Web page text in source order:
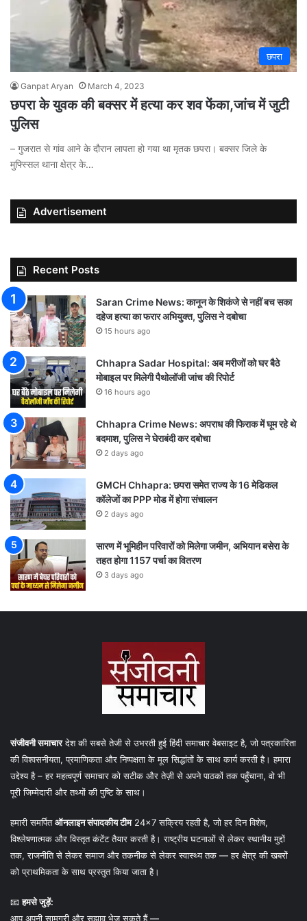
छपरा
Ganpat Aryan March 4, 2023
छपरा के युवक की बक्सर में हत्या कर शव फेंका,जांच में जुटी
पुलिस
– गुजरात से गांव आने के दौरान लापता हो गया था मृतक छपरा। बक्सर जिले के
मुफ्स्सिल थाना क्षेत्र के…
Advertisement
Recent Posts
Saran Crime News: कानून के शिकंजे से नहीं बच सका
दहेज हत्या का फरार अभियुक्त, पुलिस ने दबोचा
15 hours ago
Chhapra Sadar Hospital: अब मरीजों को घर बैठे
मोबाइल पर मिलेगी पैथोलॉजी जांच की रिपोर्ट
16 hours ago
Chhapra Crime News: अपराध की फिराक में घूम रहे थे
बदमाश, पुलिस ने घेराबंदी कर दबोचा
2 days ago
GMCH Chhapra: छपरा समेत राज्य के 16 मेडिकल
कॉलेजों का PPP मोड में होगा संचालन
2 days ago
सारण में भूमिहीन परिवारों को मिलेगा जमीन, अभियान बसेरा के
तहत होगा 1157 पर्चा का वितरण
3 days ago
संजीवनी समाचारदेश की सबसे तेजी से उभरती हुई हिंदी समाचार वेबसाइट है, जो पत्रकारिता
की विश्वसनीयता, प्रमाणिकता और निष्पक्षता के मूल सिद्धांतों के साथ कार्य करती है। हमारा
उद्देश्य है – हर महत्वपूर्ण समाचार को सटीक और तेज़ी से अपने पाठकों तक पहुँचाना, वो भी
पूरी जिम्मेदारी और तथ्यों की पुष्टि के साथ।
हमारी समर्पितऑनलाइन संपादकीय टीम24×7 सक्रिय रहती है, जो हर दिन विशेष,
विश्लेषणात्मक और विस्तृत कंटेंट तैयार करती है। राष्ट्रीय घटनाओं से लेकर स्थानीय मुद्दों
तक, राजनीति से लेकर समाज और तकनीक से लेकर स्वास्थ्य तक — हर क्षेत्र की खबरों
को प्राथमिकता के साथ प्रस्तुत किया जाता है।
📧हमसे जुड़ें:
आप अपनी सामग्री और सुझाव भेज सकते हैं —